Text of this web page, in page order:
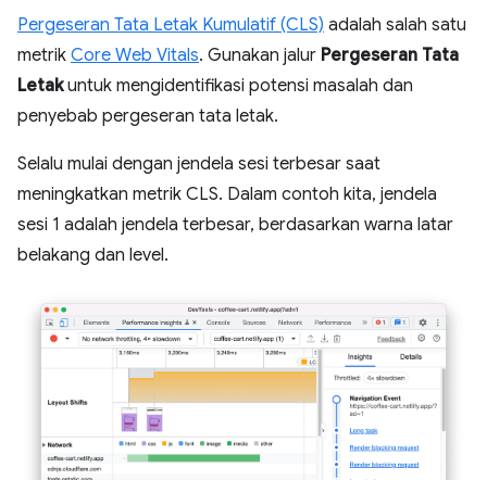
Pergeseran Tata Letak Kumulatif (CLS) adalah salah satu
metrik Core Web Vitals. Gunakan jalur Pergeseran Tata
Letakuntuk mengidentifikasi potensi masalah dan
penyebab pergeseran tata letak.
Selalu mulai dengan jendela sesi terbesar saat
meningkatkan metrik CLS. Dalam contoh kita, jendela
sesi 1 adalah jendela terbesar, berdasarkan warna latar
belakang dan level.